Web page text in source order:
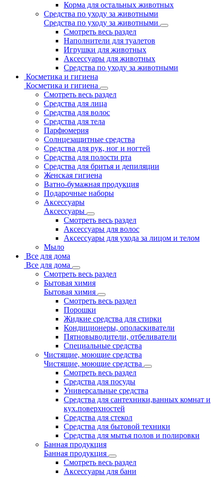
Корма для остальных животных
Средства по уходу за животными
Средства по уходу за животными
Смотреть весь раздел
Наполнители для туалетов
Игрушки для животных
Аксессуары для животных
Средства по уходу за животными
Косметика и гигиена
Косметика и гигиена
Смотреть весь раздел
Средства для лица
Средства для волос
Средства для тела
Парфюмерия
Солнцезащитные средства
Средства для рук, ног и ногтей
Средства для полости рта
Средства для бритья и депиляции
Женская гигиена
Ватно-бумажная продукция
Подарочные наборы
Аксессуары
Аксессуары
Смотреть весь раздел
Аксессуары для волос
Аксессуары для ухода за лицом и телом
Мыло
Все для дома
Все для дома
Смотреть весь раздел
Бытовая химия
Бытовая химия
Смотреть весь раздел
Порошки
Жидкие средства для стирки
Кондиционеры, ополаскиватели
Пятновыводители, отбеливатели
Специальные средства
Чистящие, моющие средства
Чистящие, моющие средства
Смотреть весь раздел
Средства для посуды
Универсальные средства
Средства для сантехники,ванных комнат и
кух.поверхностей
Средства для стекол
Средства для бытовой техники
Средства для мытья полов и полировки
Банная продукция
Банная продукция
Смотреть весь раздел
Аксессуары для бани